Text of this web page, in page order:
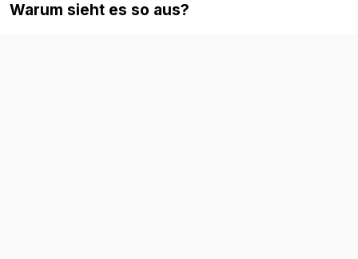
Warum sieht es so aus?